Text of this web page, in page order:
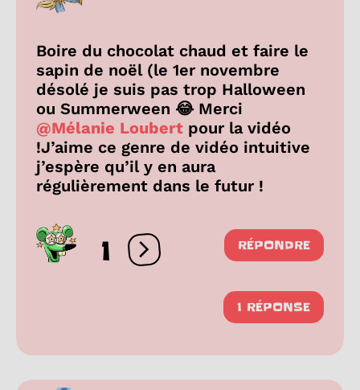
Boire du chocolat chaud et faire le
sapin de noël (le 1er novembre
désolé je suis pas trop Halloween
ou Summerween 😂 Merci
@Mélanie Loubert pour la vidéo
!J’aime ce genre de vidéo intuitive
j’espère qu’il y en aura
régulièrement dans le futur !
1 Ouvrir les réactions
RÉPONDRE
1 RÉPONSE